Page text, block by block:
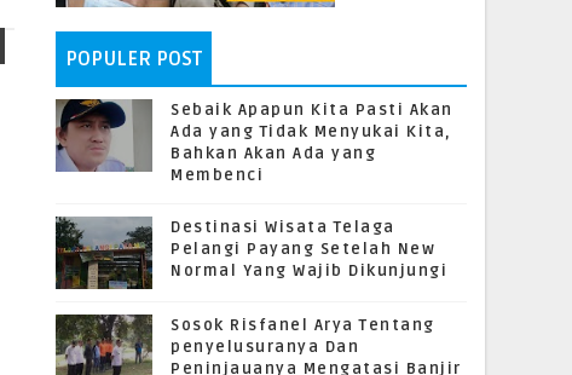
POPULER POST
Sebaik Apapun Kita Pasti Akan
Ada yang Tidak Menyukai Kita,
Bahkan Akan Ada yang
Membenci
Destinasi Wisata Telaga
Pelangi Payang Setelah New
Normal Yang Wajib Dikunjungi
Sosok Risfanel Arya Tentang
penyelusuranya Dan
Peninjauanya Mengatasi Banjir